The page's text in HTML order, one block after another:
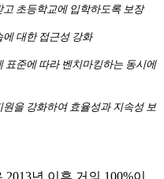
초등학교에 입학하도록 보장
대한 접근성 강화
표준에 따라 벤치마킹하는 동시에
을 강화하여 효율성과 지속성 보
년 이후 거의 100%이